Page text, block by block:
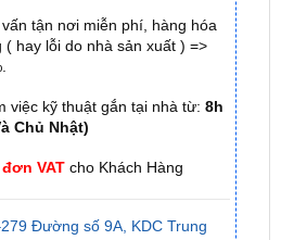
việc kỹ thuật gắn tại nhà từ:8h
Chủ Nhật)
VATcho Khách Hàng
Đường số 9A, KDC Trung